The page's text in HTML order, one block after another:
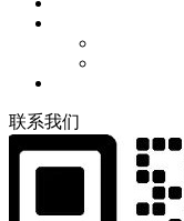
联系我们